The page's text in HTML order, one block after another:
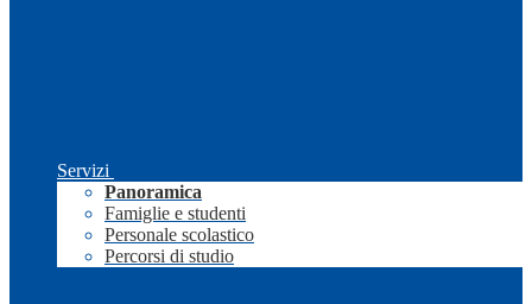
Servizi
Panoramica
Famiglie e studenti
Personale scolastico
Percorsi di studio